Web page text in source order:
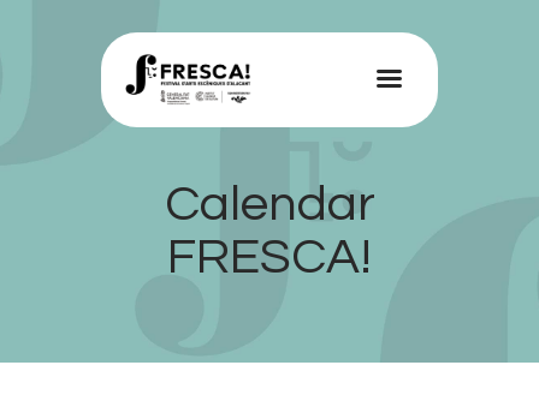
Calendar
FRESCA!
Programme
Contact